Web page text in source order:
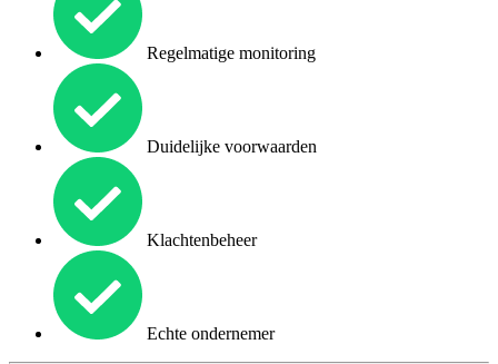
Regelmatige monitoring
Duidelijke voorwaarden
Klachtenbeheer
Echte ondernemer